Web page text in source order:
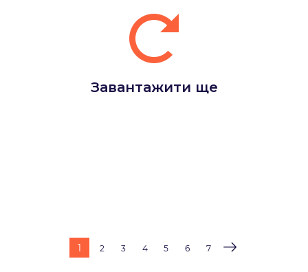
Завантажити ще
1 2 3 4 5 6 7